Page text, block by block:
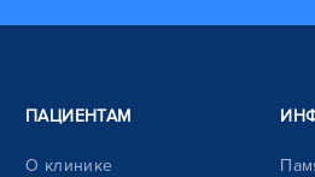
ПАЦИЕНТАМ
О клинике